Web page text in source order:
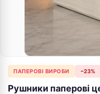
ПАПЕРОВІ ВИРОБИ −23%
Рушники паперові